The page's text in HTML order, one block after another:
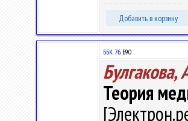
Добавить в корзину
ББК 76.Б90
Булгакова,
Теория